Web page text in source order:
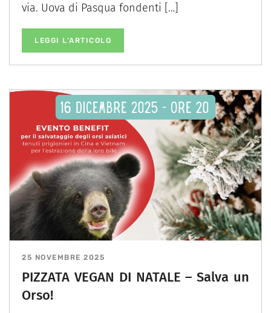
via. Uova di Pasqua fondenti […]
LEGGI L’ARTICOLO
25 NOVEMBRE 2025
PIZZATA VEGAN DI NATALE – Salva un
Orso!